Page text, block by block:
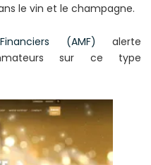
le vin et le champagne.
(AMF) alerte
sur ce type